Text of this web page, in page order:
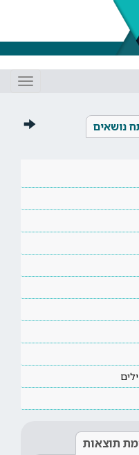
נושאים
תוצאות